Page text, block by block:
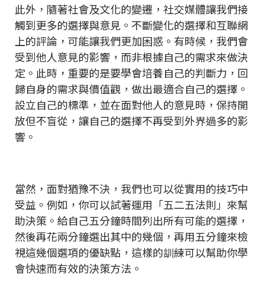
此外，隨著社會及文化的變遷，社交媒體讓我們接
觸到更多的選擇與意見。不斷變化的選擇和互聯網
上的評論，可能讓我們更加困惑。有時候，我們會
受到他人意見的影響，而非根據自己的需求來做決
定。此時，重要的是要學會培養自己的判斷力，回
歸自身的需求與價值觀，做出最適合自己的選擇。
設立自己的標準，並在面對他人的意見時，保持開
放但不盲從，讓自己的選擇不再受到外界過多的影
響。
當然，面對猶豫不決，我們也可以從實用的技巧中
受益。例如，你可以試著運用「五二五法則」來幫
助決策。給自己五分鐘時間列出所有可能的選擇，
然後再花兩分鐘選出其中的幾個，再用五分鐘來檢
視這幾個選項的優缺點，這樣的訓練可以幫助你學
會快速而有效的決策方法。